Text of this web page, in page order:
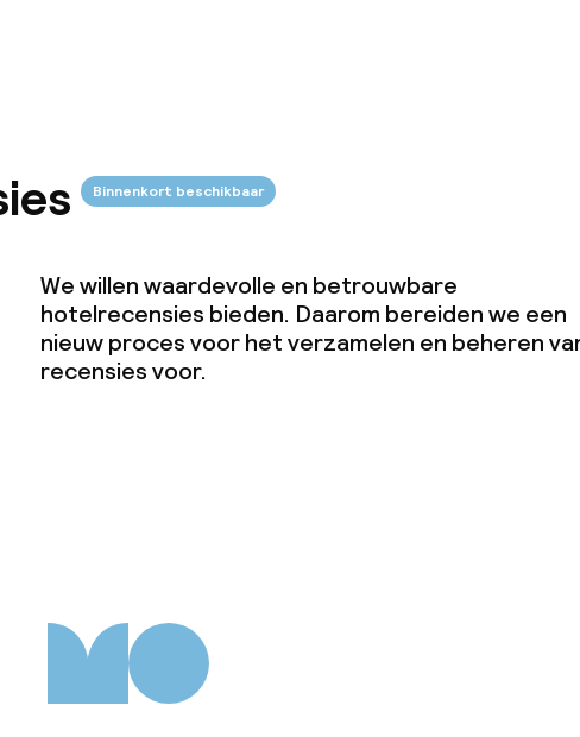
Binnenkort beschikbaar
We willen waardevolle en betrouwbare
hotelrecensies bieden. Daarom bereiden we een
nieuw proces voor het verzamelen en beheren
recensies voor.